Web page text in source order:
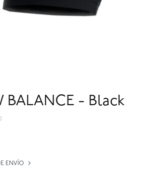
BALANCE - Black
ENVÍO